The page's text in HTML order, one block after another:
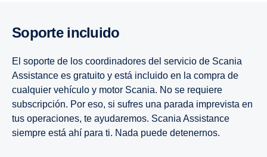
Soporte incluido
El soporte de los coordinadores del servicio de Scania
Assistance es gratuito y está incluido en la compra de
cualquier vehículo y motor Scania. No se requiere
subscripción. Por eso, si sufres una parada imprevista en
tus operaciones, te ayudaremos. Scania Assistance
siempre está ahí para ti. Nada puede detenernos.